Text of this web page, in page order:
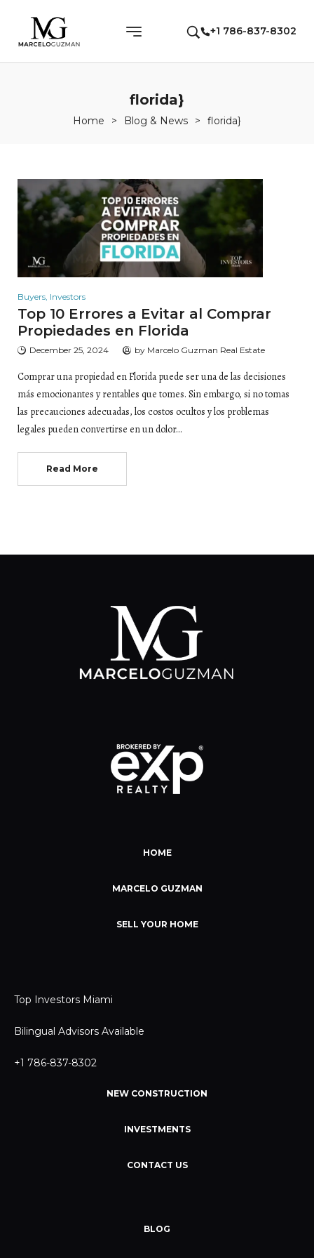
+1 786-837-8302
florida}
Home > Blog & News > florida}
Buyers Investors
Top 10 Errores a Evitar al Comprar
Propiedades en Florida
December 25, 2024 by Marcelo Guzman Real Estate
Comprar una propiedad en Florida puede ser una de las decisiones
más emocionantes y rentables que tomes. Sin embargo, si no tomas
las precauciones adecuadas, los costos ocultos y los problemas
legales pueden convertirse en un dolor…
Read More
HOME
MARCELO GUZMAN
SELL YOUR HOME
Top Investors Miami
Bilingual Advisors Available
+1 786-837-8302
NEW CONSTRUCTION
INVESTMENTS
CONTACT US
BLOG